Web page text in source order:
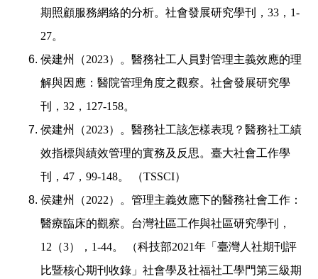
期照顧服務網絡的分析。社會發展研究學刊， 33 ， 1-
27。
侯建州（2023）。醫務社工人員對管理主義效應的理
解與因應：醫院管理角度之觀察。社會發展研究學
刊， 32 ， 127-158。
侯建州（2023）。醫務社工該怎樣表現？醫務社工績
效指標與績效管理的實務及反思。臺大社會工作學
刊， 47 ， 99-148。 （TSSCI）
侯建州（2022）。管理主義效應下的醫務社會工作：
醫療臨床的觀察。台灣社區工作與社區研究學刊，
12 （3）， 1-44。 （科技部2021年「臺灣人社期刊評
比暨核心期刊收錄」社會學及社福社工學門第三級期